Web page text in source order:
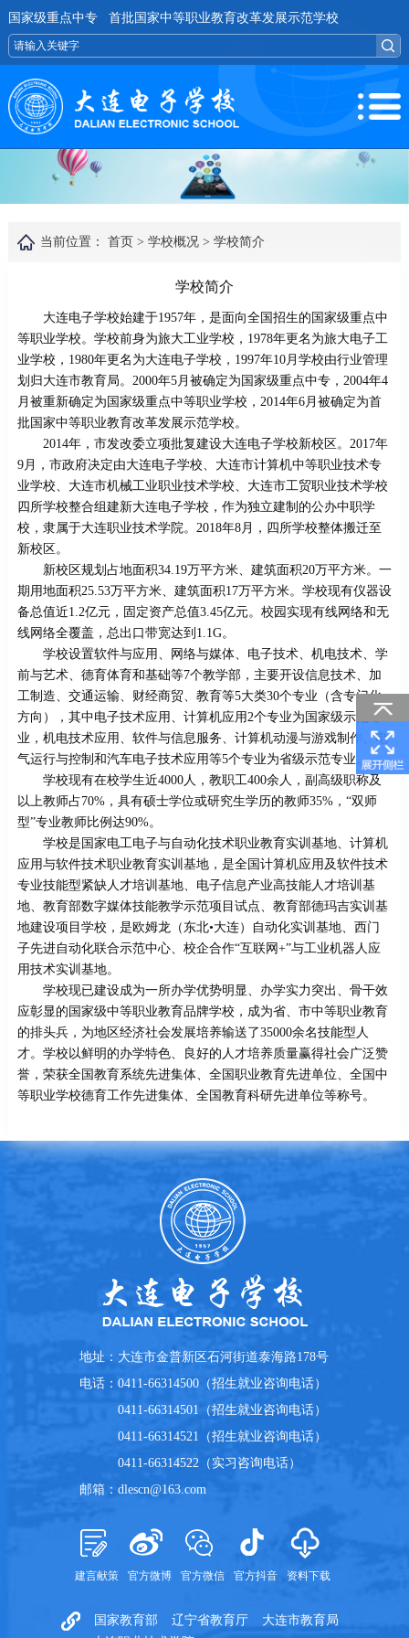
国家级重点中专 首批国家中等职业教育改革发展示范学校
当前位置： 首页 > 学校概况 > 学校简介
学校简介
大连电子学校始建于1957年，是面向全国招生的国家级重点中
等职业学校。学校前身为旅大工业学校，1978年更名为旅大电子工
业学校，1980年更名为大连电子学校，1997年10月学校由行业管理
划归大连市教育局。2000年5月被确定为国家级重点中专，2004年4
月被重新确定为国家级重点中等职业学校，2014年6月被确定为首
批国家中等职业教育改革发展示范学校。
2014年，市发改委立项批复建设大连电子学校新校区。2017年
9月，市政府决定由大连电子学校、大连市计算机中等职业技术专
业学校、大连市机械工业职业技术学校、大连市工贸职业技术学校
四所学校整合组建新大连电子学校，作为独立建制的公办中职学
校，隶属于大连职业技术学院。2018年8月，四所学校整体搬迁至
新校区。
新校区规划占地面积34.19万平方米、建筑面积20万平方米。一
期用地面积25.53万平方米、建筑面积17万平方米。学校现有仪器设
备总值近1.2亿元，固定资产总值3.45亿元。校园实现有线网络和无
线网络全覆盖，总出口带宽达到1.1G。
学校设置软件与应用、网络与媒体、电子技术、机电技术、学
前与艺术、德育体育和基础等7个教学部，主要开设信息技术、加
工制造、交通运输、财经商贸、教育等5大类30个专业（含专门化
方向），其中电子技术应用、计算机应用2个专业为国家级示范专
业，机电技术应用、软件与信息服务、计算机动漫与游戏制作、电
气运行与控制和汽车电子技术应用等5个专业为省级示范专业。
学校现有在校学生近4000人，教职工400余人，副高级职称及
以上教师占70%，具有硕士学位或研究生学历的教师35%，“双师
型”专业教师比例达90%。
学校是国家电工电子与自动化技术职业教育实训基地、计算机
应用与软件技术职业教育实训基地，是全国计算机应用及软件技术
专业技能型紧缺人才培训基地、电子信息产业高技能人才培训基
地、教育部数字媒体技能教学示范项目试点、教育部德玛吉实训基
地建设项目学校，是欧姆龙（东北•大连）自动化实训基地、西门
子先进自动化联合示范中心、校企合作“互联网+”与工业机器人应
用技术实训基地。
学校现已建设成为一所办学优势明显、办学实力突出、骨干效
应彰显的国家级中等职业教育品牌学校，成为省、市中等职业教育
的排头兵，为地区经济社会发展培养输送了35000余名技能型人
才。学校以鲜明的办学特色、良好的人才培养质量赢得社会广泛赞
誉，荣获全国教育系统先进集体、全国职业教育先进单位、全国中
等职业学校德育工作先进集体、全国教育科研先进单位等称号。
地址： 大连市金普新区石河街道泰海路178号
电话：0411-66314500（招生就业咨询电话）
0411-66314501（招生就业咨询电话）
0411-66314521（招生就业咨询电话）
0411-66314522（实习咨询电话）
邮箱：dlescn@163.com
建言献策 官方微博 官方微信 官方抖音 资料下载
国家教育部 辽宁省教育厅
大连市教育局